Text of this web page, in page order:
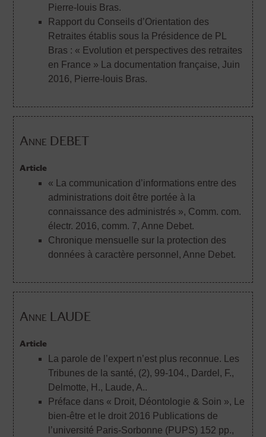
Pierre-louis Bras.
Rapport du Conseils d’Orientation des
Retraites établis sous la Présidence de PL
Bras : « Evolution et perspectives des retraites
en France » La documentation française, Juin
2016, Pierre-louis Bras.
Anne DEBET
Article
« La communication d’informations entre des
administrations doit être portée à la
connaissance des administrés », Comm. com.
électr. 2016, comm. 7, Anne Debet.
Chronique mensuelle sur la protection des
données à caractère personnel , Anne Debet.
Anne LAUDE
Article
La parole de l’expert n’est plus reconnue. Les
Tribunes de la santé, (2), 99-104., Dardel, F.,
Delmotte, H., Laude, A..
Préface dans « Droit, Déontologie & Soin », Le
bien-être et le droit 2016 Publications de
l’université Paris-Sorbonne (PUPS) 152 pp.,